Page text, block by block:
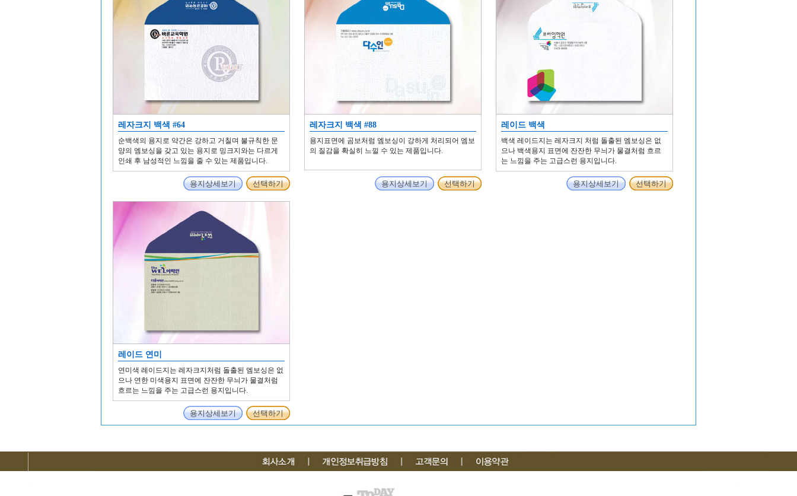
레자크지 백색 #64
순백색의 용지로 약간은 강하고 거칠며 불규칙한 문
양의 엠보싱을 갖고 있는 용지로 밍크지와는 다르게
인쇄 후 남성적인 느낌을 줄 수 있는 제품입니다.
레자크지 백색 #88
용지표면에 곰보처럼 엠보싱이 강하게 처리되어 엠보
의 질감을 확실히 느낄 수 있는 제품입니다.
레이드 백색
백색 레이드지는 레자크지 처럼 돌출된 엠보싱은 없
으나 백색용지 표면에 잔잔한 무늬가 물결처럼 흐르
는 느낌을 주는 고급스런 용지입니다.
선택하기
용지상세보기 선택하기
용지상세보기 선택하기
용지상세보기
레이드 연미
연미색 레이드지는 레자크지처럼 돌출된 엠보싱은 없
으나 연한 미색용지 표면에 잔잔한 무늬가 물결처럼
흐르는 느낌을 주는 고급스런 용지입니다.
선택하기
용지상세보기